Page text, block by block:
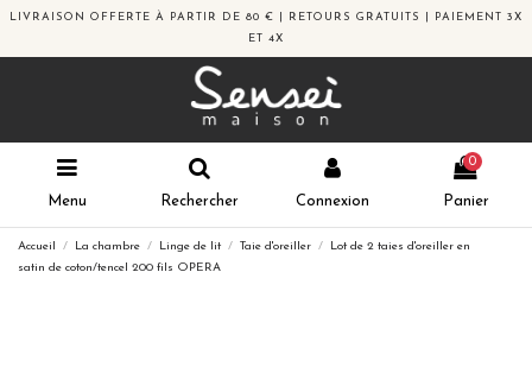
LIVRAISON OFFERTE À PARTIR DE 80 € | RETOURS GRATUITS | PAIEMENT 3X
ET 4X
Menu Rechercher Connexion
0
Panier
Accueil La chambre Linge de lit Taie d'oreiller
Lot de 2 taies d'oreiller en
satin de coton/tencel 200 fils OPERA